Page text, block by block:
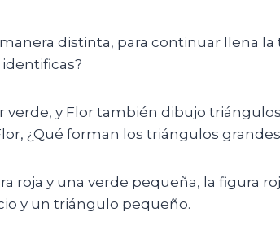
distinta, para continuar llena
y Flor también dibujo
¿Qué forman los triángulos
roja y una verde pequeña, la figura
y un triángulo pequeño.